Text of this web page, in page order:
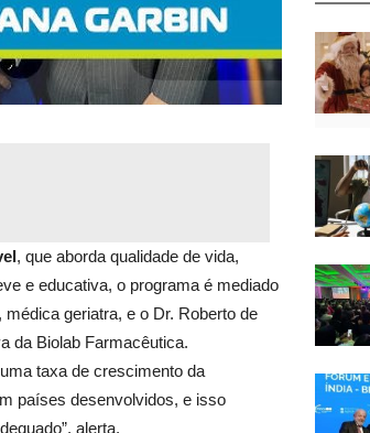
, que aborda qualidade de vida,
e educativa, o programa é mediado
geriatra, e o Dr. Roberto de
da Biolab Farmacêutica.
taxa de crescimento da
países desenvolvidos, e isso
alerta.